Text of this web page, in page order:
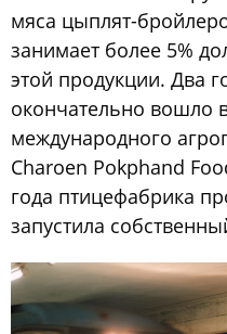
мяса цыплят-
занимает более 5%
этой продукции. Два
окончательно вошло
международного
Charoen Pokphand
года птицефабрика
запустила